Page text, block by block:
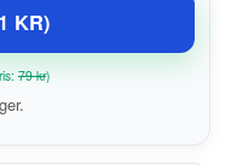
KR)
79 kr)